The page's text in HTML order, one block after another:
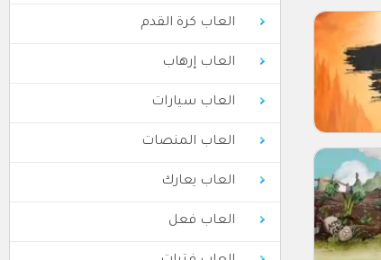
العاب كرة القدم
العاب إرهاب
العاب سيارات
العاب المنصات
العاب يعارك
العاب فعل